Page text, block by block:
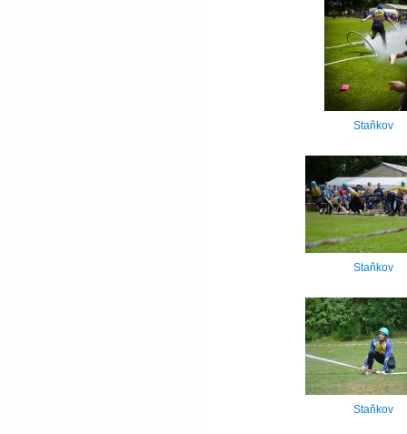
Staňkov
Staňkov
Staňkov